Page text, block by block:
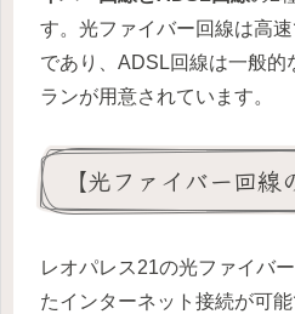
す。光ファイバー回線は高
であり、ADSL回線は一般的
ランが用意されています。
【光ファイバー回線
レオパレス21の光ファイバ
たインターネット接続が可